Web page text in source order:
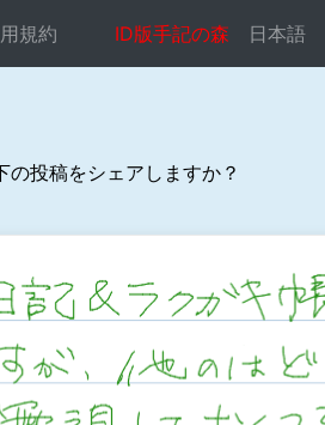
規約 ID版手記の森 日本語
の投稿をシェアしますか？